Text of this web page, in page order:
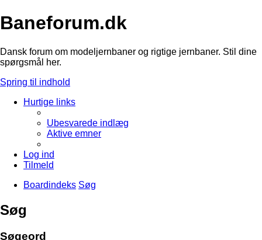
Baneforum.dk
Dansk forum om modeljernbaner og rigtige jernbaner. Stil dine
spørgsmål her.
Spring til indhold
Hurtige links
Ubesvarede indlæg
Aktive emner
Log ind
Tilmeld
Boardindeks Søg
Søg
Søgeord